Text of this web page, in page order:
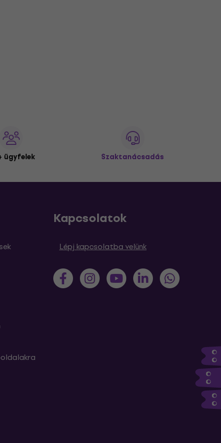
ügyfelek Szaktanácsadás
Kapcsolatok
Lépj kapcsolatba velünk